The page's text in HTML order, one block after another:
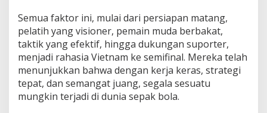
Semua faktor ini, mulai dari persiapan matang,
pelatih yang visioner, pemain muda berbakat,
taktik yang efektif, hingga dukungan suporter,
menjadi rahasia Vietnam ke semifinal. Mereka telah
menunjukkan bahwa dengan kerja keras, strategi
tepat, dan semangat juang, segala sesuatu
mungkin terjadi di dunia sepak bola.